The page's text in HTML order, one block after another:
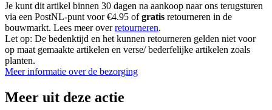
Je kunt dit artikel binnen 30 dagen na aankoop naar ons terugsturen
via een PostNL-punt voor €4.95 ofgratis retourneren in de
bouwmarkt. Lees meer overretourneren.
Let op: De bedenktijd en het kunnen retourneren gelden niet voor
op maat gemaakte artikelen en verse/ bederfelijke artikelen zoals
planten.
Meer informatie over de bezorging
Meer uit deze actie